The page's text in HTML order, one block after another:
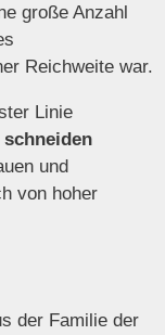
große Anzahl
Reichweite war.
Linie
und
von hoher
der Familie der